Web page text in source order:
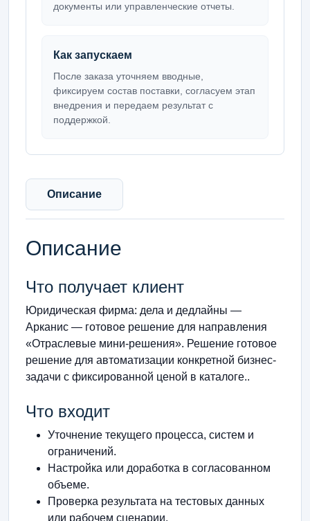
документы или управленческие отчеты.
Как запускаем
После заказа уточняем вводные,
фиксируем состав поставки, согласуем этап
внедрения и передаем результат с
поддержкой.
Описание
Описание
Что получает клиент
Юридическая фирма: дела и дедлайны —
Арканис — готовое решение для направления
«Отраслевые мини-решения». Решение готовое
решение для автоматизации конкретной бизнес-
задачи с фиксированной ценой в каталоге..
Что входит
Уточнение текущего процесса, систем и
ограничений.
Настройка или доработка в согласованном
объеме.
Проверка результата на тестовых данных
или рабочем сценарии.